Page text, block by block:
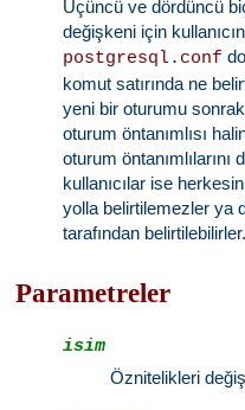
Üçüncü ve dördüncü
değişkeni için
postgresql.conf
komut satırında ne
yeni bir oturumu
oturum öntanımlısı
oturum öntanımlılarını
kullanıcılar ise
yolla belirtilemezler ya
tarafından belirtilebilirler.
Parametreler
isim
Öznitelikleri